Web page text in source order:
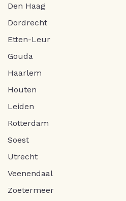
Den Haag
Dordrecht
Etten-Leur
Gouda
Haarlem
Houten
Leiden
Rotterdam
Soest
Utrecht
Veenendaal
Zoetermeer